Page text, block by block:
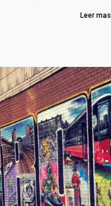
Leer mas